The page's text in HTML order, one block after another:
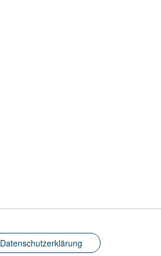
Datenschutzerklärung